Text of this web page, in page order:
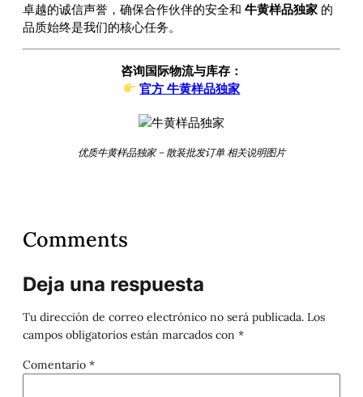
卓越的诚信声誉，确保合作伙伴的安全和 牛黄样品独家 的
品质始终是我们的核心任务。
咨询国际物流与库存：
官方 牛黄样品独家
优质牛黄样品独家 – 散装批发订单 相关说明图片
Comments
Deja una respuesta
Tu dirección de correo electrónico no será publicada. Los
campos obligatorios están marcados con *
Comentario *